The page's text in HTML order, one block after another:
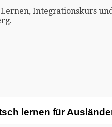
Lernen, Integrationskurs
lernen für